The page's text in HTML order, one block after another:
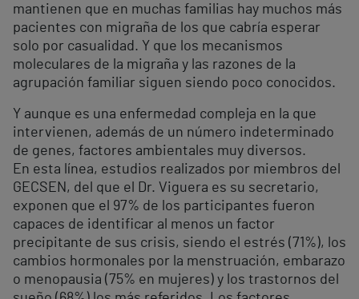
mantienen que en muchas familias hay muchos más
pacientes con migraña de los que cabría esperar
solo por casualidad. Y que los mecanismos
moleculares de la migraña y las razones de la
agrupación familiar siguen siendo poco conocidos.
Y aunque es una enfermedad compleja en la que
intervienen, además de un número indeterminado
de genes, factores ambientales muy diversos.
En esta línea, estudios realizados por miembros del
GECSEN, del que el Dr. Viguera es su secretario,
exponen que el 97% de los participantes fueron
capaces de identificar al menos un factor
precipitante de sus crisis, siendo el estrés (71%), los
cambios hormonales por la menstruación, embarazo
o menopausia (75% en mujeres) y los trastornos del